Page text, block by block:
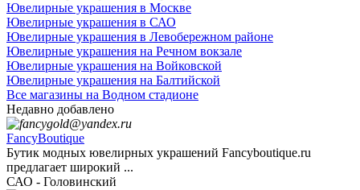
Ювелирные украшения в Москве
Ювелирные украшения в САО
Ювелирные украшения в Левобережном районе
Ювелирные украшения на Речном вокзале
Ювелирные украшения на Войковской
Ювелирные украшения на Балтийской
Все магазины на Водном стадионе
Недавно добавлено
FancyBoutique
Бутик модных ювелирных украшений Fancyboutique.ru
предлагает широкий ...
САО - Головинский